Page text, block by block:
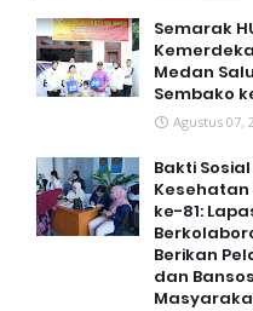
Semarak
Medan
Sembako
Agustus 07,
Bakti
Kesehatan
ke-81:
Berikan
dan